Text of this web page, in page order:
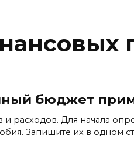
бюджет
и расходов. Для начала
Запишите их в одном